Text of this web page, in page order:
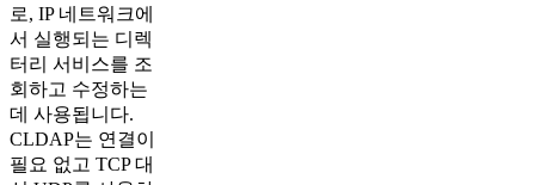
로, IP 네트워크에
서 실행되는 디렉
터리 서비스를 조
회하고 수정하는
데 사용됩니다.
CLDAP는 연결이
필요 없고 TCP 대